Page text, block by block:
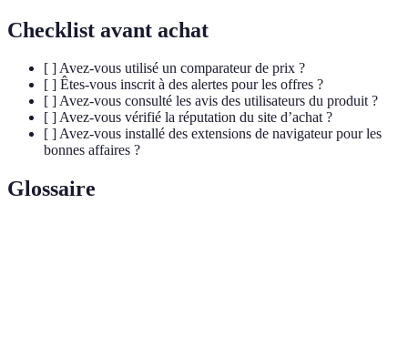
Checklist avant achat
[ ] Avez-vous utilisé un comparateur de prix ?
[ ] Êtes-vous inscrit à des alertes pour les offres ?
[ ] Avez-vous consulté les avis des utilisateurs du produit ?
[ ] Avez-vous vérifié la réputation du site d’achat ?
[ ] Avez-vous installé des extensions de navigateur pour les
bonnes affaires ?
Glossaire